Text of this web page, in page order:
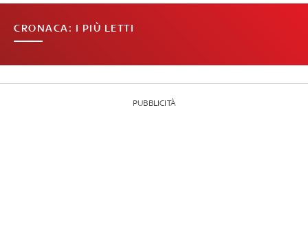
CRONACA: I PIÙ LETTI
PUBBLICITÀ